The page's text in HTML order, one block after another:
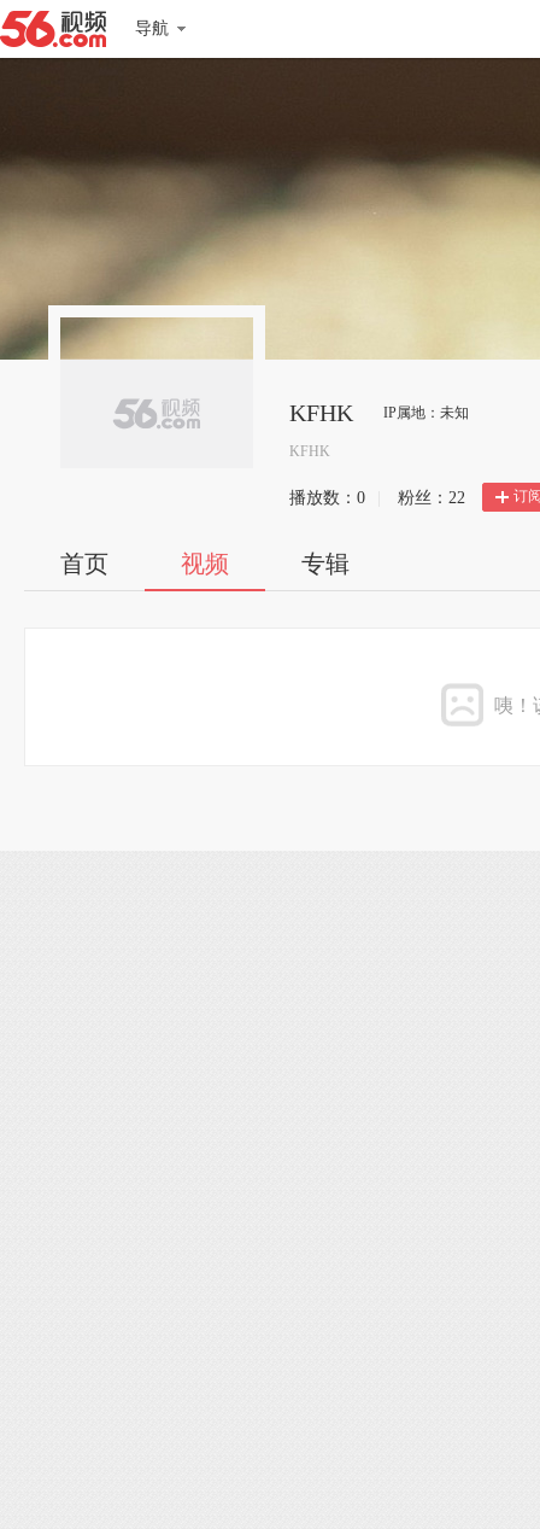
导航
KFHK IP属地：未知
KFHK
播放数： 0 粉丝： 22 订
首页 视频 专辑
咦！